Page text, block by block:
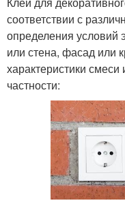
соответствии с
определения условий
или стена, фасад или
характеристики смеси
частности: